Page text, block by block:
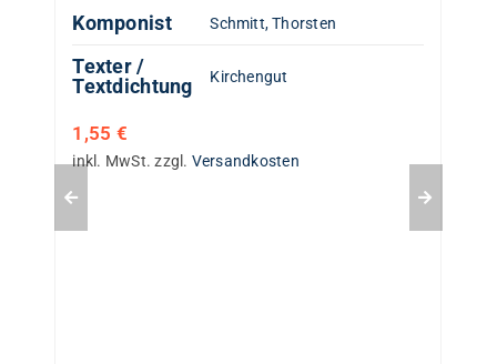
Komponist Schmitt, Thorsten
Texter /
Textdichtung
Kirchengut
1,55 €
inkl. MwSt. zzgl. Versandkosten